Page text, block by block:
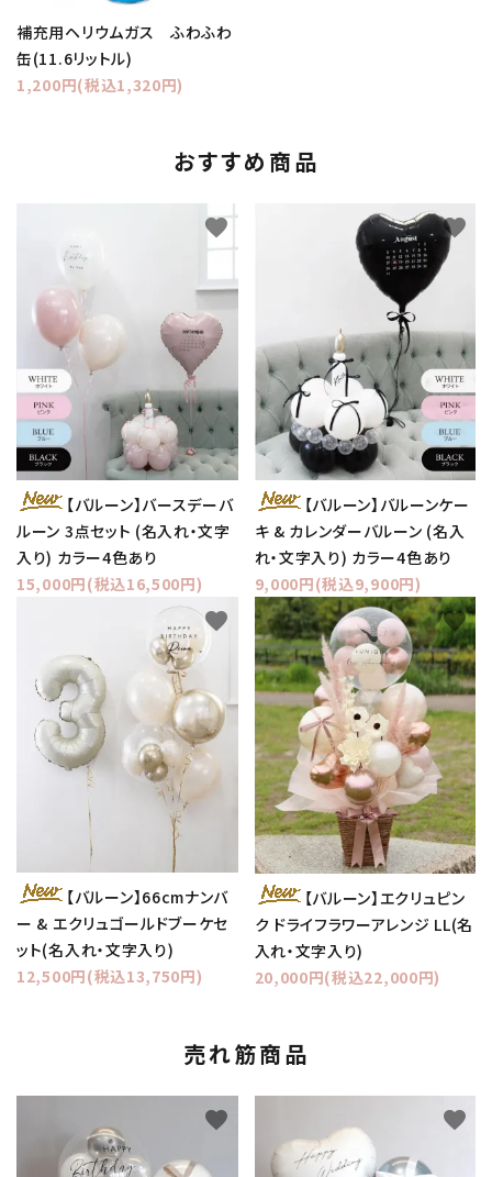
補充用ヘリウムガス ふわふわ
缶(11.6リットル)
1,200円(税込1,320円)
おすすめ商品
【バルーン】バースデーバ
ルーン 3点セット (名入れ・文字
入り) カラー4色あり
15,000円(税込16,500円)
favorite
【バルーン】バルーンケー
キ & カレンダーバルーン (名入
れ・文字入り) カラー4色あり
9,000円(税込9,900円)
favorite
【バルーン】66cmナンバ
ー & エクリュゴールドブーケセ
ット(名入れ・文字入り)
12,500円(税込13,750円)
favorite
【バルーン】エクリュピン
ク ドライフラワーアレンジ LL(名
入れ・文字入り)
20,000円(税込22,000円)
favorite
売れ筋商品
favorite favorite